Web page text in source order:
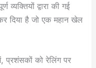
व्यक्तियों द्वारा की गई
दिया है जो एक महान खेल
प्रशंसकों को रेलिंग पर